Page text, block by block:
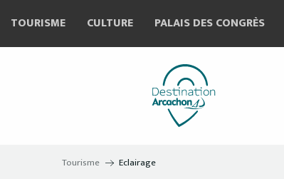
contenu
TOURISME CULTURE PALAIS DES CONGRÈS
Tourisme Eclairage